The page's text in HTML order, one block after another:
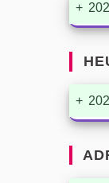
+
+